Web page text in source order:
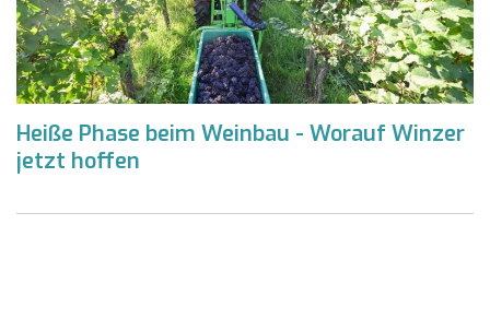
Heiße Phase beim Weinbau - Worauf Winzer
jetzt hoffen